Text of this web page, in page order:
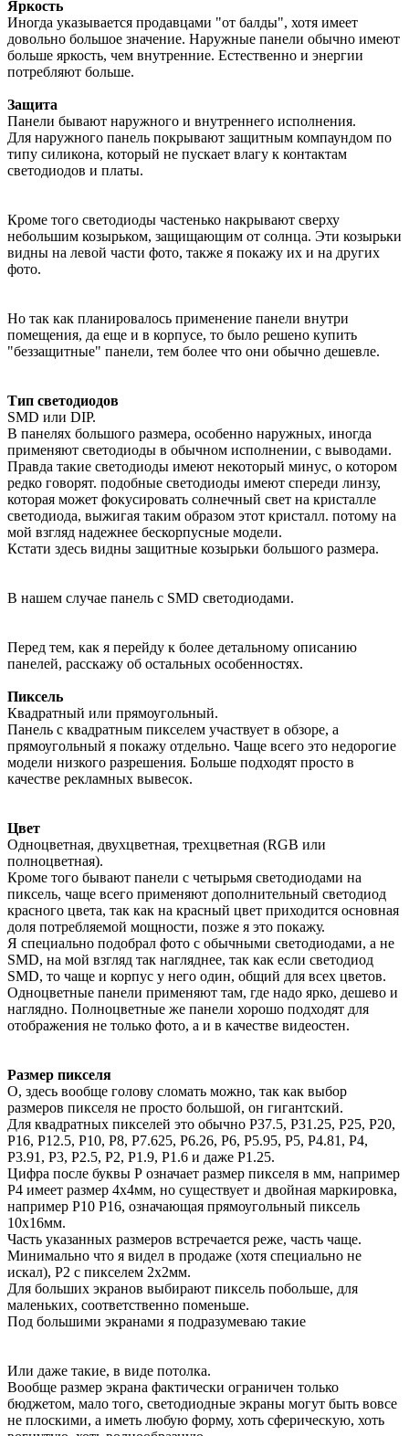
Яркость
Иногда указывается продавцами "от балды", хотя имеет
довольно большое значение. Наружные панели обычно имеют
больше яркость, чем внутренние. Естественно и энергии
потребляют больше.
Защита
Панели бывают наружного и внутреннего исполнения.
Для наружного панель покрывают защитным компаундом по
типу силикона, который не пускает влагу к контактам
светодиодов и платы.
Кроме того светодиоды частенько накрывают сверху
небольшим козырьком, защищающим от солнца. Эти козырьки
видны на левой части фото, также я покажу их и на других
фото.
Но так как планировалось применение панели внутри
помещения, да еще и в корпусе, то было решено купить
"беззащитные" панели, тем более что они обычно дешевле.
Тип светодиодов
SMD или DIP.
В панелях большого размера, особенно наружных, иногда
применяют светодиоды в обычном исполнении, с выводами.
Правда такие светодиоды имеют некоторый минус, о котором
редко говорят. подобные светодиоды имеют спереди линзу,
которая может фокусировать солнечный свет на кристалле
светодиода, выжигая таким образом этот кристалл. потому на
мой взгляд надежнее бескорпусные модели.
Кстати здесь видны защитные козырьки большого размера.
В нашем случае панель с SMD светодиодами.
Перед тем, как я перейду к более детальному описанию
панелей, расскажу об остальных особенностях.
Пиксель
Квадратный или прямоугольный.
Панель с квадратным пикселем участвует в обзоре, а
прямоугольный я покажу отдельно. Чаще всего это недорогие
модели низкого разрешения. Больше подходят просто в
качестве рекламных вывесок.
Цвет
Одноцветная, двухцветная, трехцветная (RGB или
полноцветная).
Кроме того бывают панели с четырьмя светодиодами на
пиксель, чаще всего применяют дополнительный светодиод
красного цвета, так как на красный цвет приходится основная
доля потребляемой мощности, позже я это покажу.
Я специально подобрал фото с обычными светодиодами, а не
SMD, на мой взгляд так нагляднее, так как если светодиод
SMD, то чаще и корпус у него один, общий для всех цветов.
Одноцветные панели применяют там, где надо ярко, дешево и
наглядно. Полноцветные же панели хорошо подходят для
отображения не только фото, а и в качестве видеостен.
Размер пикселя
О, здесь вообще голову сломать можно, так как выбор
размеров пикселя не просто большой, он гигантский.
Для квадратных пикселей это обычно Р37.5, P31.25, Р25, Р20,
Р16, Р12.5, Р10, Р8, Р7.625, Р6.26, Р6, Р5.95, Р5, Р4.81, Р4,
Р3.91, Р3, Р2.5, Р2, Р1.9, Р1.6 и даже Р1.25.
Цифра после буквы Р означает размер пикселя в мм, например
Р4 имеет размер 4х4мм, но существует и двойная маркировка,
например Р10 Р16, означающая прямоугольный пиксель
10х16мм.
Часть указанных размеров встречается реже, часть чаще.
Минимально что я видел в продаже (хотя специально не
искал), Р2 с пикселем 2х2мм.
Для больших экранов выбирают пиксель побольше, для
маленьких, соответственно поменьше.
Под большими экранами я подразумеваю такие
Или даже такие, в виде потолка.
Вообще размер экрана фактически ограничен только
бюджетом, мало того, светодиодные экраны могут быть вовсе
не плоскими, а иметь любую форму, хоть сферическую, хоть